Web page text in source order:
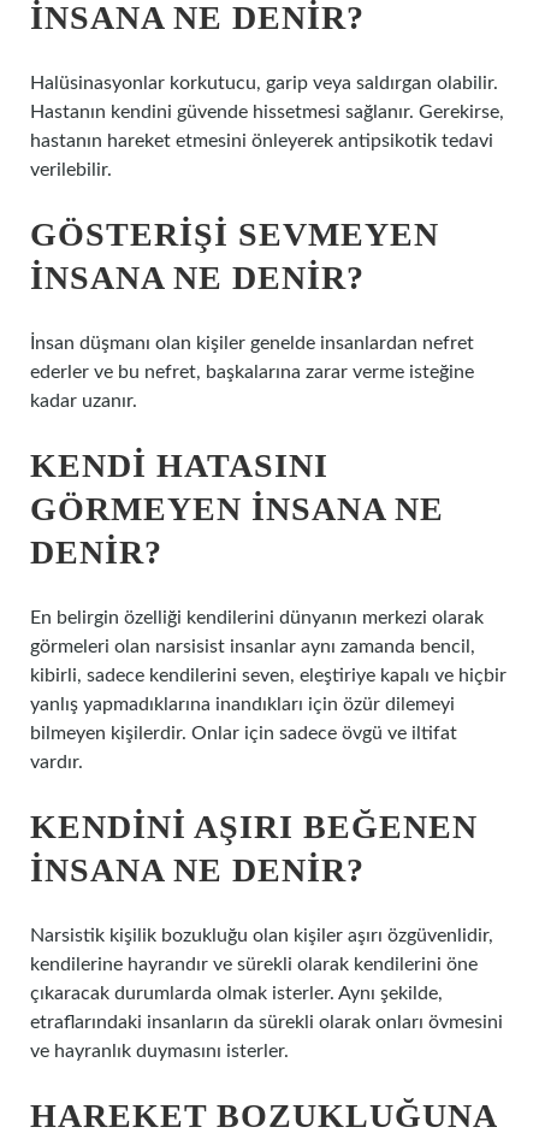
INSANA NE DENIR?
Halüsinasyonlar korkutucu, garip veya saldırgan olabilir.
Hastanın kendini güvende hissetmesi sağlanır. Gerekirse,
hastanın hareket etmesini önleyerek antipsikotik tedavi
verilebilir.
GÖSTERIŞI SEVMEYEN
INSANA NE DENIR?
İnsan düşmanı olan kişiler genelde insanlardan nefret
ederler ve bu nefret, başkalarına zarar verme isteğine
kadar uzanır.
KENDI HATASINI
GÖRMEYEN INSANA NE
DENIR?
En belirgin özelliği kendilerini dünyanın merkezi olarak
görmeleri olan narsisist insanlar aynı zamanda bencil,
kibirli, sadece kendilerini seven, eleştiriye kapalı ve hiçbir
yanlış yapmadıklarına inandıkları için özür dilemeyi
bilmeyen kişilerdir. Onlar için sadece övgü ve iltifat
vardır.
KENDINI AŞIRI BEĞENEN
INSANA NE DENIR?
Narsistik kişilik bozukluğu olan kişiler aşırı özgüvenlidir,
kendilerine hayrandır ve sürekli olarak kendilerini öne
çıkaracak durumlarda olmak isterler. Aynı şekilde,
etraflarındaki insanların da sürekli olarak onları övmesini
ve hayranlık duymasını isterler.
HAREKET BOZUKLUĞUNA